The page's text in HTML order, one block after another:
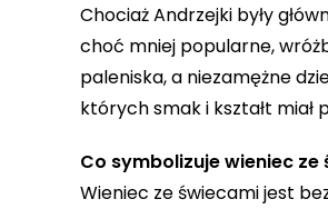
Chociaż Andrzejki były
choć mniej popularne,
paleniska, a niezamężne
których smak i kształt miał
Co symbolizuje wieniec
Wieniec ze świecami jest